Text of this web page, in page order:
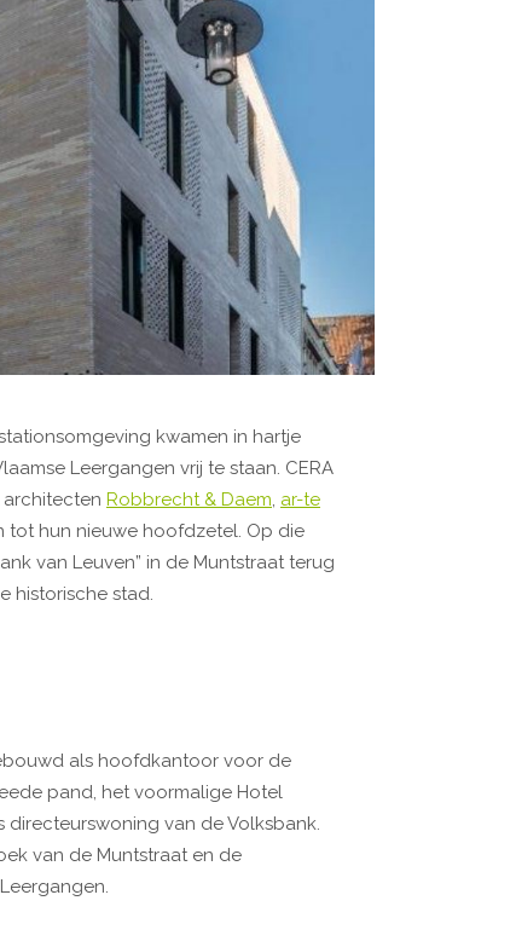
kwamen in hartje
Leergangen vrij te staan. CERA
Robbrecht & Daem, ar-te
tot hun nieuwe hoofdzetel. Op die
van Leuven” in de Muntstraat terug
historische stad.
als hoofdkantoor voor de
pand, het voormalige Hotel
directeurswoning van de Volksbank.
van de Muntstraat en de